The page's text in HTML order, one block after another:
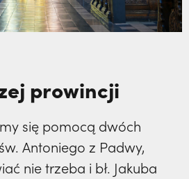
prowincji
się pomocą dwóch
Antoniego z Padwy,
nie trzeba i bł. Jakuba